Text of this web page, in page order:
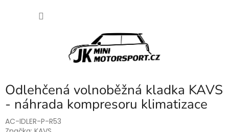
Odlehčená volnoběžná kladka KAVS
- náhrada kompresoru klimatizace
AC-IDLER-P-R53